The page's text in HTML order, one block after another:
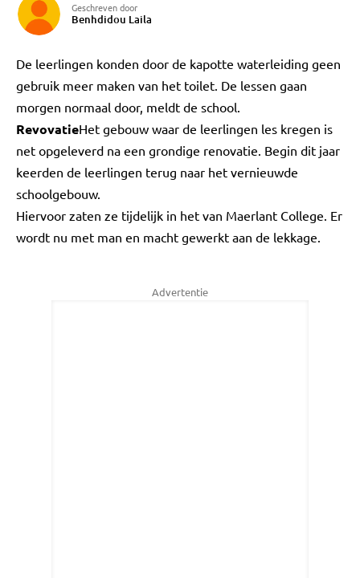
Geschreven door
Benhdidou Laila
De leerlingen konden door de kapotte waterleiding geen
gebruik meer maken van het toilet. De lessen gaan
morgen normaal door, meldt de school.
RevovatieHet gebouw waar de leerlingen les kregen is
net opgeleverd na een grondige renovatie. Begin dit jaar
keerden de leerlingen terug naar het vernieuwde
schoolgebouw.
Hiervoor zaten ze tijdelijk in het van Maerlant College. Er
wordt nu met man en macht gewerkt aan de lekkage.
Advertentie